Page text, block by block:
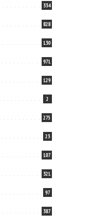
334
828
130
971
129
2
275
23
107
321
97
387